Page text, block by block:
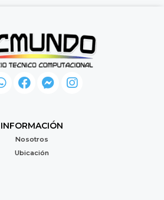
INFORMACIÓN
Nosotros
Ubicación